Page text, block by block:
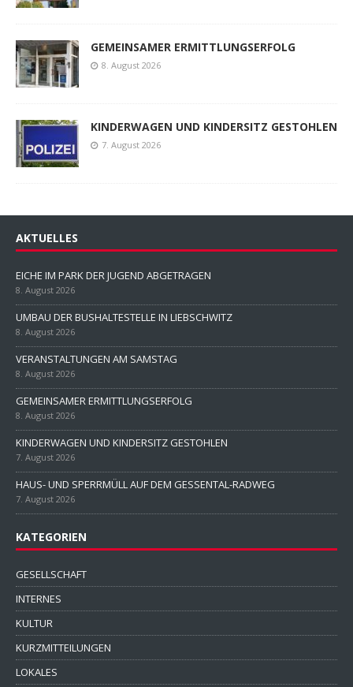
GEMEINSAMER ERMITTLUNGSERFOLG
8. August 2026
KINDERWAGEN UND KINDERSITZ GESTOHLEN
7. August 2026
AKTUELLES
EICHE IM PARK DER JUGEND ABGETRAGEN
8. August 2026
UMBAU DER BUSHALTESTELLE IN LIEBSCHWITZ
8. August 2026
VERANSTALTUNGEN AM SAMSTAG
8. August 2026
GEMEINSAMER ERMITTLUNGSERFOLG
8. August 2026
KINDERWAGEN UND KINDERSITZ GESTOHLEN
7. August 2026
HAUS- UND SPERRMÜLL AUF DEM GESSENTAL-RADWEG
7. August 2026
KATEGORIEN
GESELLSCHAFT
INTERNES
KULTUR
KURZMITTEILUNGEN
LOKALES